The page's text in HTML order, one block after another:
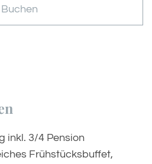
Buchen
inkl. 3/4 Pension
Frühstücksbuffet,